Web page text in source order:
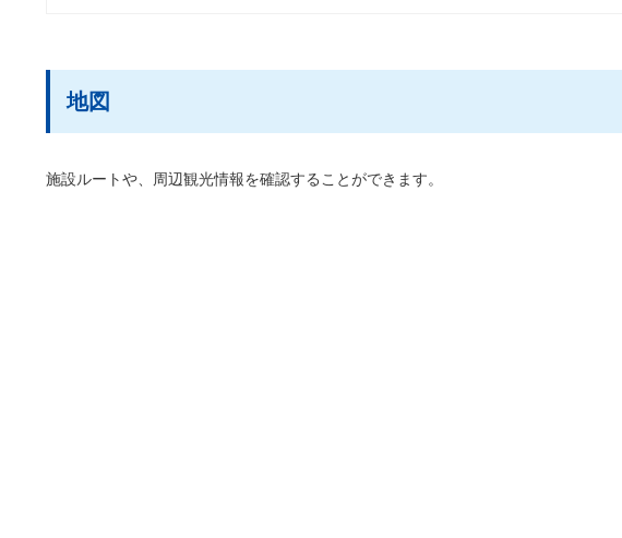
地図
施設ルートや、周辺観光情報を確認することができます。